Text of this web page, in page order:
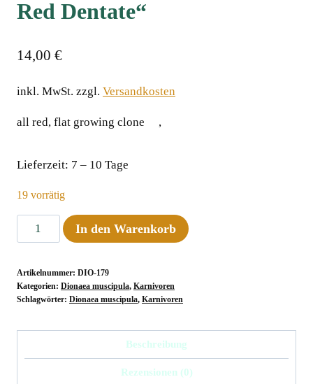
Red Dentate“
14,00 €
inkl. MwSt. zzgl. Versandkosten
all red, flat growing cloneﾠ ,ﾠ
Lieferzeit: 7 – 10 Tage
19 vorrätig
Dionaea
muscipula
Red
Dentate"
In den Warenkorb
Artikelnummer: DIO-179
Kategorien: Dionaea muscipula, Karnivoren
Schlagwörter: Dionaea muscipula, Karnivoren
Beschreibung
Rezensionen (0)